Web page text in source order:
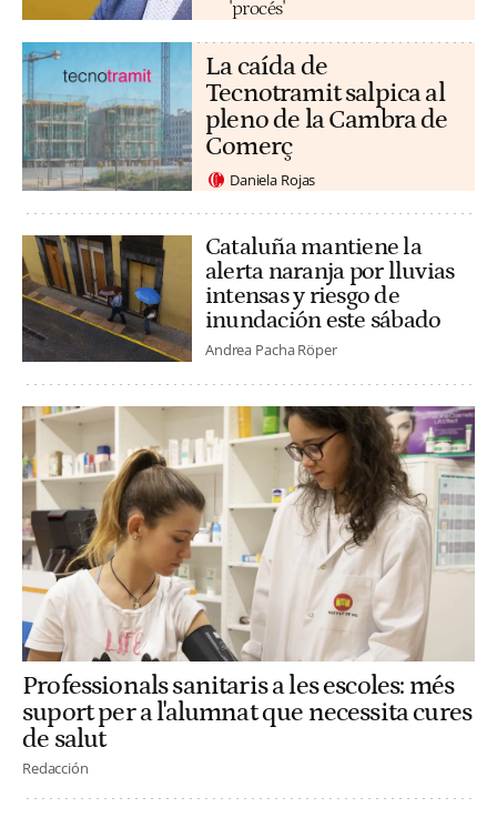
'procés'
La caída de
Tecnotramit salpica al
pleno de la Cambra de
Comerç
Daniela Rojas
Cataluña mantiene la
alerta naranja por lluvias
intensas y riesgo de
inundación este sábado
Andrea Pacha Röper
Professionals sanitaris a les escoles: més
suport per a l'alumnat que necessita cures
de salut
Redacción